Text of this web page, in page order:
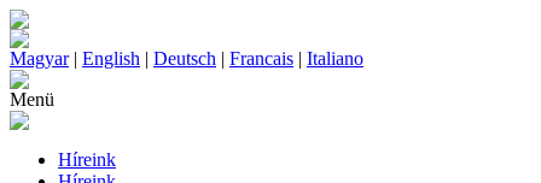
Magyar| English | Deutsch | Francais | Italiano
Menü
Híreink